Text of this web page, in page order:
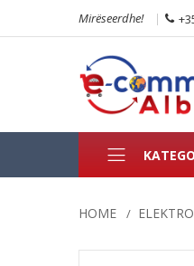
Mirëseerdhe!
HOME